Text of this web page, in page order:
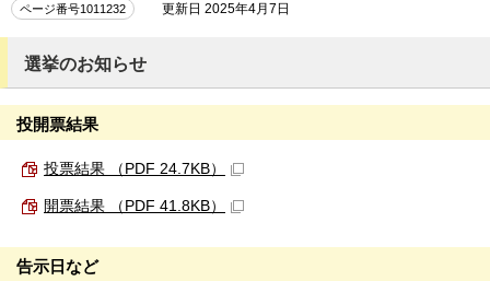
ページ番号1011232 更新日 2025年4月7日
選挙のお知らせ
投開票結果
投票結果 （PDF 24.7KB）
開票結果 （PDF 41.8KB）
告示日など